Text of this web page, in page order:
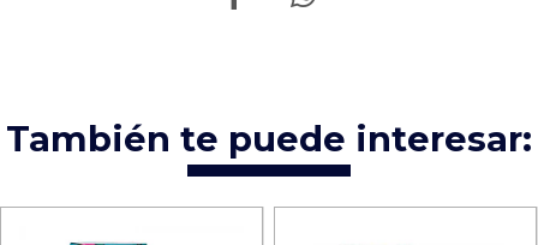
También te puede interesar: